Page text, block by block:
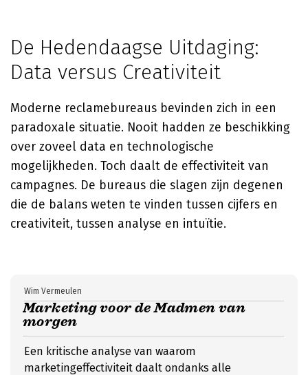
De Hedendaagse Uitdaging:
Data versus Creativiteit
Moderne reclamebureaus bevinden zich in een
paradoxale situatie. Nooit hadden ze beschikking
over zoveel data en technologische
mogelijkheden. Toch daalt de effectiviteit van
campagnes. De bureaus die slagen zijn degenen
die de balans weten te vinden tussen cijfers en
creativiteit, tussen analyse en intuïtie.
Marketing voor de Madmen van
morgen
Wim Vermeulen
Een kritische analyse van waarom
marketingeffectiviteit daalt ondanks alle